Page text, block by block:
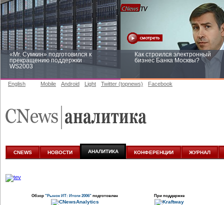
«Mr. Сумкин» подготовился к
прекращению поддержки
WS2003
Как строился электронный
бизнес Банка Москвы?
аналитике
English Mobile Android Light Twitter (topnews) Facebook
CNEWS НОВОСТИ АНАЛИТИКА КОНФЕРЕНЦИИ ЖУРНАЛ
Обзор "Рынок ИТ: Итоги 2006" подготовлен При поддержке